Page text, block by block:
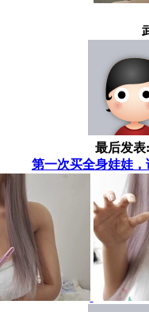
最后发表:
第一次买全身娃娃